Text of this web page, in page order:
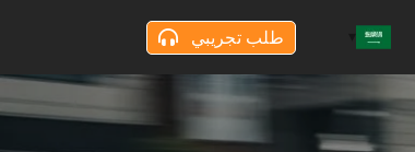
طلب تجريبي